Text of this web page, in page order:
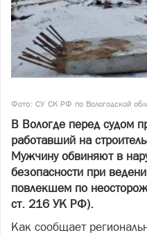
Фото: СУ СК РФ по Вологодской
В Вологде перед судом
работавший на
Мужчину обвиняют в
безопасности при
повлекшем по
ст. 216 УК РФ).
Как сообщает